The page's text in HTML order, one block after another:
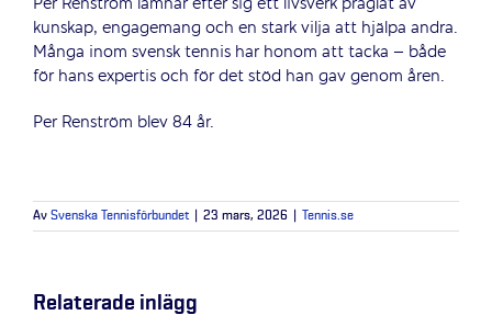
kunskap, engagemang och en stark vilja att hjälpa andra.
Många inom svensk tennis har honom att tacka – både
för hans expertis och för det stöd han gav genom åren.
Per Renström blev 84 år.
Av Svenska Tennisförbundet 23 mars, 2026 Tennis.se
Relaterade inlägg